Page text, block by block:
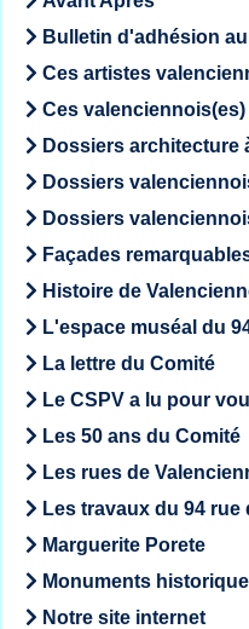
Bulletin d'adhésion
Ces artistes
Ces
Dossiers architecture
Dossiers
Dossiers
Façades
Histoire de
L'espace muséal du
La lettre du Comité
Le CSPV a lu pour
Les 50 ans du Comité
Les rues de
Les travaux du 94 rue
Marguerite Porete
Monuments
Notre site internet